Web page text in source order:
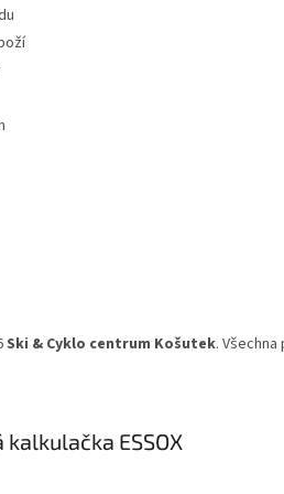
Ski & Cyklo centrum Košutek.
ESSOX